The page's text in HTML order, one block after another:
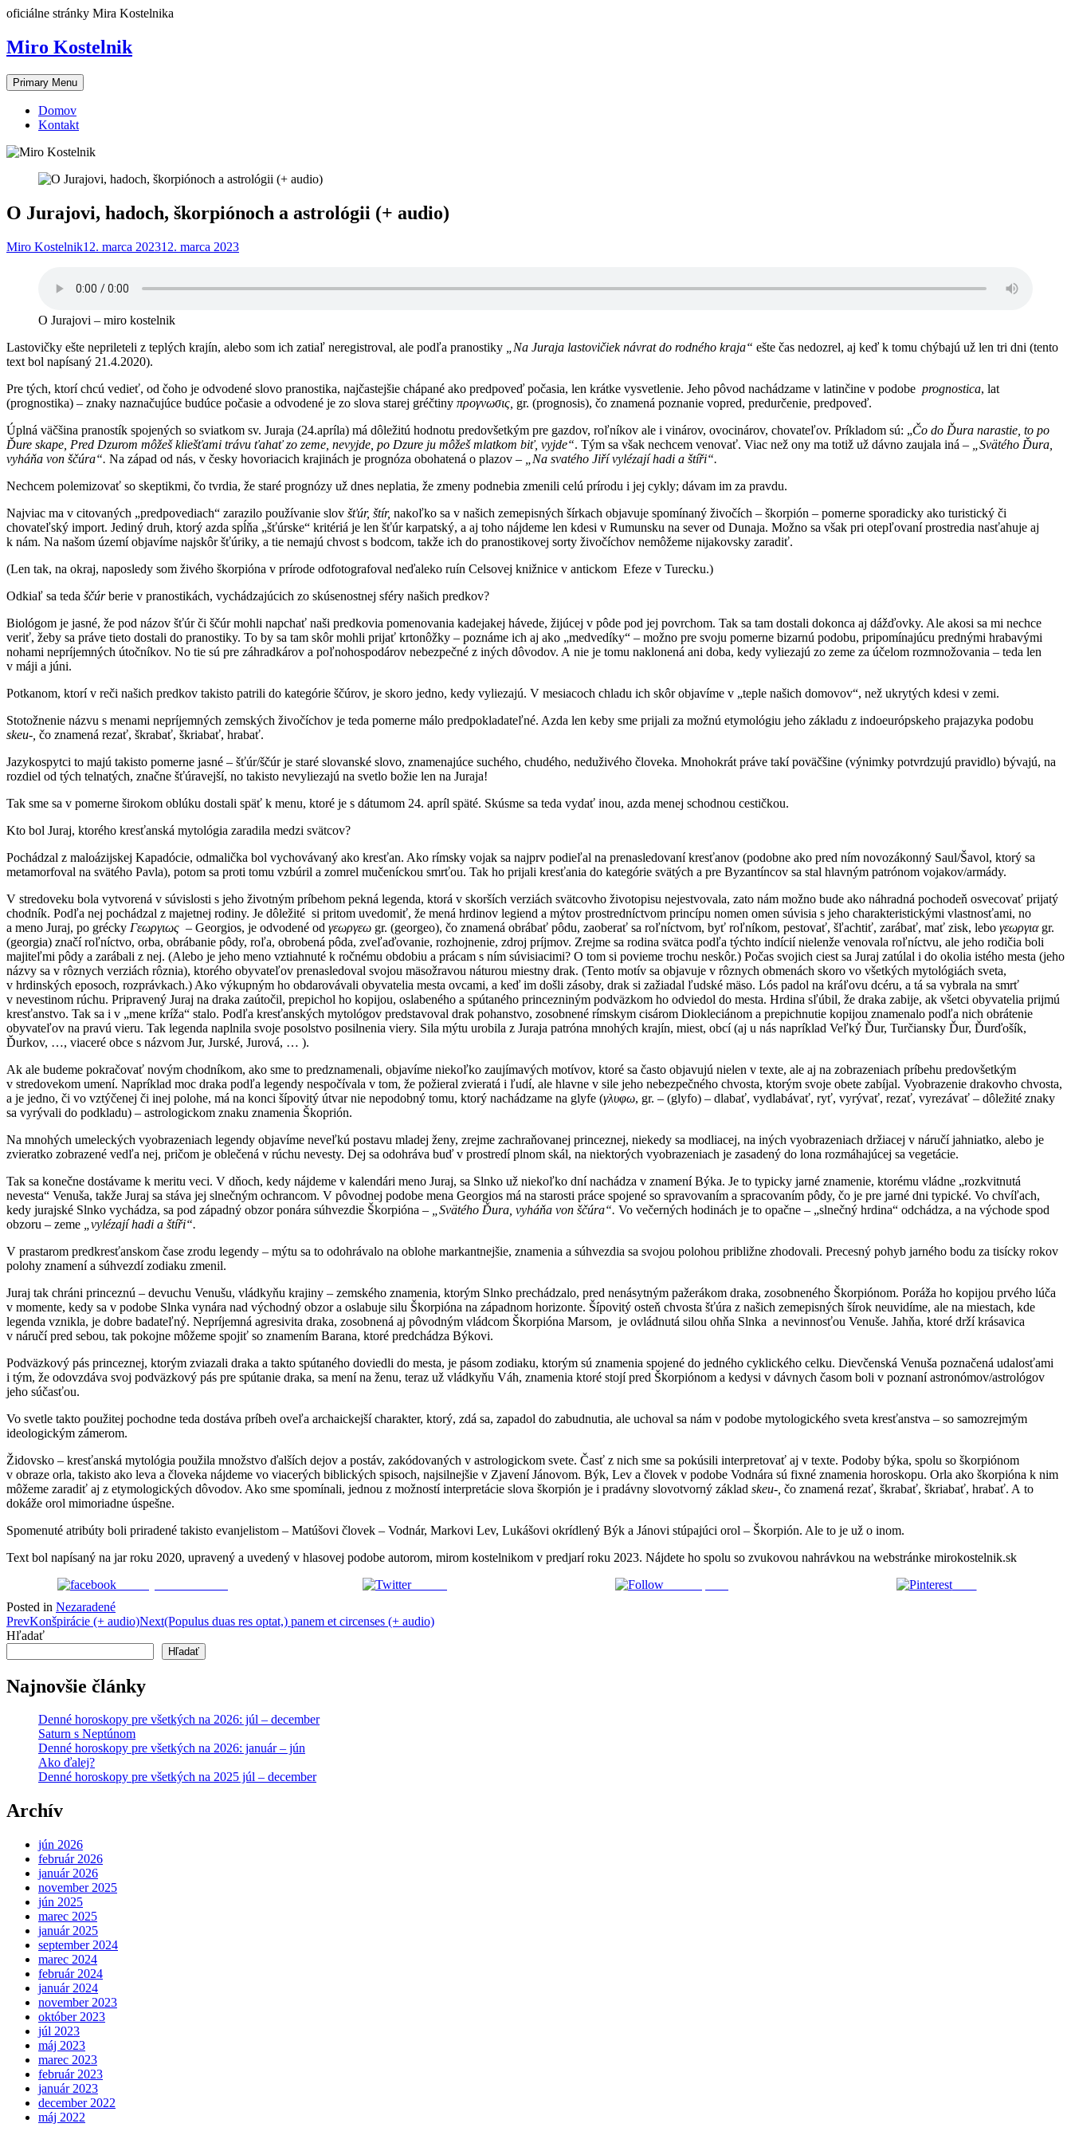
Skip
content
oficiálne stránky Mira Kostelnika
Miro Kostelnik
Primary Menu
Domov
Kontakt
O Jurajovi, hadoch, škorpiónoch a astrológii (+ audio)
Miro Kostelnik12. marca 202312. marca 2023
O Jurajovi – miro kostelnik
Lastovičky ešte neprileteli z teplých krajín, alebo som ich zatiaľ neregistroval, ale podľa pranostiky
„Na Juraja lastovičiek návrat do rodného kraja“ ešte čas nedozrel, aj keď k tomu chýbajú už len tri dni (tento
text bol napísaný 21.4.2020).
Pre tých, ktorí chcú vedieť, od čoho je odvodené slovo pranostika, najčastejšie chápané ako predpoveď počasia, len krátke vysvetlenie. Jeho pôvod nachádzame v latinčine v podobe prognostica, lat
(prognostika) – znaky naznačujúce budúce počasie a odvodené je zo slova starej gréčtiny προγνωσις, gr. (prognosis), čo znamená poznanie vopred, predurčenie, predpoveď.
Úplná väčšina pranostík spojených so sviatkom sv. Juraja (24.apríla) má dôležitú hodnotu predovšetkým pre gazdov, roľníkov ale i vinárov, ovocinárov, chovateľov. Príkladom sú: „Čo do Ďura narastie, to po
Ďure skape, Pred Dzurom môžeš kliešťami trávu ťahať zo zeme, nevyjde, po Dzure ju môžeš mlatkom biť, vyjde“. Tým sa však nechcem venovať. Viac než ony ma totiž už dávno zaujala iná –
„Svätého Ďura,
vyháňa von ščúra“. Na západ od nás, v česky hovoriacich krajinách je prognóza obohatená o plazov –
„Na svatého Jiří vylézají hadi a štíři“.
Nechcem polemizovať so skeptikmi, čo tvrdia, že staré prognózy už dnes neplatia, že zmeny podnebia zmenili celú prírodu i jej cykly; dávam im za pravdu.
Najviac ma v citovaných „predpovediach“ zarazilo používanie slov šťúr, štír, nakoľko sa v našich zemepisných šírkach objavuje spomínaný živočích – škorpión – pomerne sporadicky ako turistický či
chovateľský import. Jediný druh, ktorý azda spĺňa „šťúrske“ kritériá je len šťúr karpatský, a aj toho nájdeme len kdesi v Rumunsku na sever od Dunaja. Možno sa však pri otepľovaní prostredia nasťahuje aj
k nám. Na našom území objavíme najskôr šťúriky, a tie nemajú chvost s bodcom, takže ich do pranostikovej sorty živočíchov nemôžeme nijakovsky zaradiť.
(Len tak, na okraj, naposledy som živého škorpióna v prírode odfotografoval neďaleko ruín Celsovej knižnice v antickom Efeze v Turecku.)
Odkiaľ sa teda ščúrberie v pranostikách, vychádzajúcich zo skúsenostnej sféry našich predkov?
Biológom je jasné, že pod názov šťúr či ščúr mohli napchať naši predkovia pomenovania kadejakej hávede, žijúcej v pôde pod jej povrchom. Tak sa tam dostali dokonca aj dážďovky. Ale akosi sa mi nechce
veriť, žeby sa práve tieto dostali do pranostiky. To by sa tam skôr mohli prijať krtonôžky – poznáme ich aj ako „medvedíky“ – možno pre svoju pomerne bizarnú podobu, pripomínajúcu prednými hrabavými
nohami nepríjemných útočníkov. No tie sú pre záhradkárov a poľnohospodárov nebezpečné z iných dôvodov. A nie je tomu naklonená ani doba, kedy vyliezajú zo zeme za účelom rozmnožovania – teda len
v máji a júni.
Potkanom, ktorí v reči našich predkov takisto patrili do kategórie ščúrov, je skoro jedno, kedy vyliezajú. V mesiacoch chladu ich skôr objavíme v „teple našich domovov“, než ukrytých kdesi v zemi.
Stotožnenie názvu s menami nepríjemných zemských živočíchov je teda pomerne málo predpokladateľné. Azda len keby sme prijali za možnú etymológiu jeho základu z indoeurópskeho prajazyka podobu
skeu-, čo znamená rezať, škrabať, škriabať, hrabať.
Jazykospytci to majú takisto pomerne jasné – šťúr/ščúr je staré slovanské slovo, znamenajúce suchého, chudého, neduživého človeka. Mnohokrát práve takí poväčšine (výnimky potvrdzujú pravidlo) bývajú, na
rozdiel od tých telnatých, značne šťúravejší, no takisto nevyliezajú na svetlo božie len na Juraja!
Tak sme sa v pomerne širokom oblúku dostali späť k menu, ktoré je s dátumom 24. apríl späté. Skúsme sa teda vydať inou, azda menej schodnou cestičkou.
Kto bol Juraj, ktorého kresťanská mytológia zaradila medzi svätcov?
Pochádzal z maloázijskej Kapadócie, odmalička bol vychovávaný ako kresťan. Ako rímsky vojak sa najprv podieľal na prenasledovaní kresťanov (podobne ako pred ním novozákonný Saul/Šavol, ktorý sa
metamorfoval na svätého Pavla), potom sa proti tomu vzbúril a zomrel mučeníckou smrťou. Tak ho prijali kresťania do kategórie svätých a pre Byzantíncov sa stal hlavným patrónom vojakov/armády.
V stredoveku bola vytvorená v súvislosti s jeho životným príbehom pekná legenda, ktorá v skorších verziách svätcovho životopisu nejestvovala, zato nám možno bude ako náhradná pochodeň osvecovať prijatý
chodník. Podľa nej pochádzal z majetnej rodiny. Je dôležité si pritom uvedomiť, že mená hrdinov legiend a mýtov prostredníctvom princípu nomen omen súvisia s jeho charakteristickými vlastnosťami, no
a meno Juraj, po grécky Γεωργιως – Georgios, je odvodené od γεωργεω gr. (georgeo), čo znamená obrábať pôdu, zaoberať sa roľníctvom, byť roľníkom, pestovať, šľachtiť, zarábať, mať zisk, lebo γεωργιαgr.
(georgia) značí roľníctvo, orba, obrábanie pôdy, roľa, obrobená pôda, zveľaďovanie, rozhojnenie, zdroj príjmov. Zrejme sa rodina svätca podľa týchto indícií nielenže venovala roľníctvu, ale jeho rodičia boli
majiteľmi pôdy a zarábali z nej. (Alebo je jeho meno vztiahnuté k ročnému obdobiu a prácam s ním súvisiacimi? O tom si povieme trochu neskôr.) Počas svojich ciest sa Juraj zatúlal i do okolia istého mesta (jeho
názvy sa v rôznych verziách rôznia), ktorého obyvateľov prenasledoval svojou mäsožravou náturou miestny drak. (Tento motív sa objavuje v rôznych obmenách skoro vo všetkých mytológiách sveta,
v hrdinských eposoch, rozprávkach.) Ako výkupným ho obdarovávali obyvatelia mesta ovcami, a keď im došli zásoby, drak si zažiadal ľudské mäso. Lós padol na kráľovu dcéru, a tá sa vybrala na smrť
v nevestinom rúchu. Pripravený Juraj na draka zaútočil, prepichol ho kopijou, oslabeného a spútaného princezniným podväzkom ho odviedol do mesta. Hrdina sľúbil, že draka zabije, ak všetci obyvatelia prijmú
kresťanstvo. Tak sa i v „mene kríža“ stalo. Podľa kresťanských mytológov predstavoval drak pohanstvo, zosobnené rímskym cisárom Diokleciánom a prepichnutie kopijou znamenalo podľa nich obrátenie
obyvateľov na pravú vieru. Tak legenda naplnila svoje posolstvo posilnenia viery. Sila mýtu urobila z Juraja patróna mnohých krajín, miest, obcí (aj u nás napríklad Veľký Ďur, Turčiansky Ďur, Ďurďošík,
Ďurkov, …, viaceré obce s názvom Jur, Jurské, Jurová, … ).
Ak ale budeme pokračovať novým chodníkom, ako sme to predznamenali, objavíme niekoľko zaujímavých motívov, ktoré sa často objavujú nielen v texte, ale aj na zobrazeniach príbehu predovšetkým
v stredovekom umení. Napríklad moc draka podľa legendy nespočívala v tom, že požieral zvieratá i ľudí, ale hlavne v sile jeho nebezpečného chvosta, ktorým svoje obete zabíjal. Vyobrazenie drakovho chvosta,
a je jedno, či vo vztýčenej či inej polohe, má na konci šípovitý útvar nie nepodobný tomu, ktorý nachádzame na glyfe (γλυφω, gr. – (glyfo) – dlabať, vydlabávať, ryť, vyrývať, rezať, vyrezávať – dôležité znaky
sa vyrývali do podkladu) – astrologickom znaku znamenia Škoprión.
Na mnohých umeleckých vyobrazeniach legendy objavíme neveľkú postavu mladej ženy, zrejme zachraňovanej princeznej, niekedy sa modliacej, na iných vyobrazeniach držiacej v náručí jahniatko, alebo je
zvieratko zobrazené vedľa nej, pričom je oblečená v rúchu nevesty. Dej sa odohráva buď v prostredí plnom skál, na niektorých vyobrazeniach je zasadený do lona rozmáhajúcej sa vegetácie.
Tak sa konečne dostávame k meritu veci. V dňoch, kedy nájdeme v kalendári meno Juraj, sa Slnko už niekoľko dní nachádza v znamení Býka. Je to typicky jarné znamenie, ktorému vládne „rozkvitnutá
nevesta“ Venuša, takže Juraj sa stáva jej slnečným ochrancom. V pôvodnej podobe mena Georgios má na starosti práce spojené so spravovaním a spracovaním pôdy, čo je pre jarné dni typické. Vo chvíľach,
kedy jurajské Slnko vychádza, sa pod západný obzor ponára súhvezdie Škorpióna –
„Svätého Ďura, vyháňa von ščúra“. Vo večerných hodinách je to opačne – „slnečný hrdina“ odchádza, a na východe spod
obzoru – zeme
„vylézají hadi a štíři“.
V prastarom predkresťanskom čase zrodu legendy – mýtu sa to odohrávalo na oblohe markantnejšie, znamenia a súhvezdia sa svojou polohou približne zhodovali. Precesný pohyb jarného bodu za tisícky rokov
polohy znamení a súhvezdí zodiaku zmenil.
Juraj tak chráni princeznú – devuchu Venušu, vládkyňu krajiny – zemského znamenia, ktorým Slnko prechádzalo, pred nenásytným pažerákom draka, zosobneného Škorpiónom. Poráža ho kopijou prvého lúča
v momente, kedy sa v podobe Slnka vynára nad východný obzor a oslabuje silu Škorpióna na západnom horizonte. Šípovitý osteň chvosta šťúra z našich zemepisných šírok neuvidíme, ale na miestach, kde
legenda vznikla, je dobre badateľný. Nepríjemná agresivita draka, zosobnená aj pôvodným vládcom Škorpióna Marsom, je ovládnutá silou ohňa Slnka a nevinnosťou Venuše. Jahňa, ktoré drží krásavica
v náručí pred sebou, tak pokojne môžeme spojiť so znamením Barana, ktoré predchádza Býkovi.
Podväzkový pás princeznej, ktorým zviazali draka a takto spútaného doviedli do mesta, je pásom zodiaku, ktorým sú znamenia spojené do jedného cyklického celku. Dievčenská Venuša poznačená udalosťami
i tým, že odovzdáva svoj podväzkový pás pre spútanie draka, sa mení na ženu, teraz už vládkyňu Váh, znamenia ktoré stojí pred Škorpiónom a kedysi v dávnych časom boli v poznaní astronómov/astrológov
jeho súčasťou.
Vo svetle takto použitej pochodne teda dostáva príbeh oveľa archaickejší charakter, ktorý, zdá sa, zapadol do zabudnutia, ale uchoval sa nám v podobe mytologického sveta kresťanstva – so samozrejmým
ideologickým zámerom.
Židovsko – kresťanská mytológia použila množstvo ďalších dejov a postáv, zakódovaných v astrologickom svete. Časť z nich sme sa pokúsili interpretovať aj v texte. Podoby býka, spolu so škorpiónom
v obraze orla, takisto ako leva a človeka nájdeme vo viacerých biblických spisoch, najsilnejšie v Zjavení Jánovom. Býk, Lev a človek v podobe Vodnára sú fixné znamenia horoskopu. Orla ako škorpióna k nim
môžeme zaradiť aj z etymologických dôvodov. Ako sme spomínali, jednou z možností interpretácie slova škorpión je i pradávny slovotvorný základ skeu-, čo znamená rezať, škrabať, škriabať, hrabať. A to
dokáže orol mimoriadne úspešne.
Spomenuté atribúty boli priradené takisto evanjelistom – Matúšovi človek – Vodnár, Markovi Lev, Lukášovi okrídlený Býk a Jánovi stúpajúci orol – Škorpión. Ale to je už o inom.
Text bol napísaný na jar roku 2020, upravený a uvedený v hlasovej podobe autorom, mirom kostelnikom v predjarí roku 2023. Nájdete ho spolu so zvukovou nahrávkou na webstránke mirokostelnik.sk
Tweetuj
Ulož
Posted in Nezaradené
Post
navigation
PrevKonšpirácie (+ audio)Next(Populus duas res optat,) panem et circenses (+ audio)
Hľadať
Hľadať
Najnovšie články
Denné horoskopy pre všetkých na 2026: júl – december
Saturn s Neptúnom
Denné horoskopy pre všetkých na 2026: január – jún
Ako ďalej?
Denné horoskopy pre všetkých na 2025 júl – december
Archív
jún 2026
február 2026
január 2026
november 2025
jún 2025
marec 2025
január 2025
september 2024
marec 2024
február 2024
január 2024
november 2023
október 2023
júl 2023
máj 2023
marec 2023
február 2023
január 2023
december 2022
máj 2022